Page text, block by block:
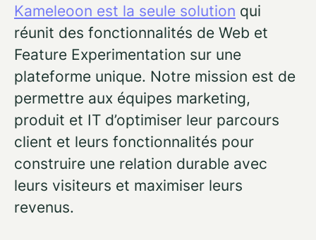
Kameleoon est la seule solution qui
réunit des fonctionnalités de Web et
Feature Experimentation sur une
plateforme unique. Notre mission est de
permettre aux équipes marketing,
produit et IT d’optimiser leur parcours
client et leurs fonctionnalités pour
construire une relation durable avec
leurs visiteurs et maximiser leurs
revenus.